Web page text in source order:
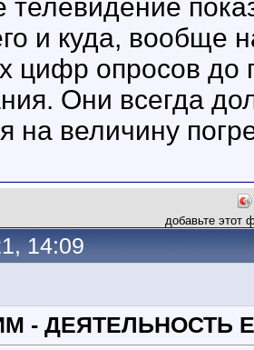
телевидение
и куда, вообще
цифр опросов до
Они всегда
на величину
добавьте этот
14:09
- ДЕЯТЕЛЬНОСТЬ